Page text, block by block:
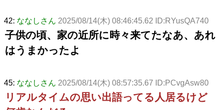
42: ななしさん 2025/08/14(木) 08:46:45.62 ID:RYusQA740
子供の頃、家の近所に時々来てたなあ、あれ
はうまかったよ
45: ななしさん 2025/08/14(木) 08:57:35.67 ID:PCvgAsw80
リアルタイムの思い出語ってる人居るけど